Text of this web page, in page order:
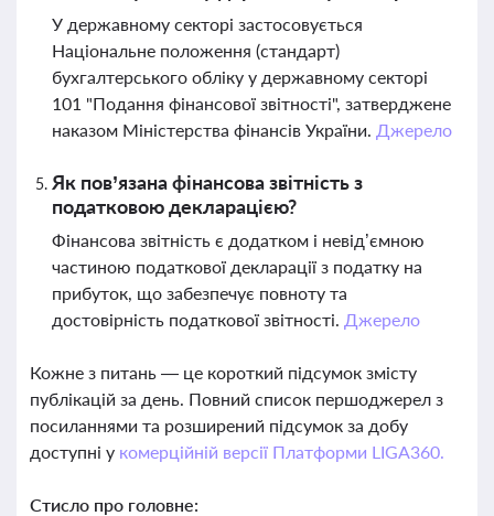
У державному секторі застосовується
Національне положення (стандарт)
бухгалтерського обліку у державному секторі
101 "Подання фінансової звітності", затверджене
наказом Міністерства фінансів України. Джерело
Як пов’язана фінансова звітність з
податковою декларацією?
Фінансова звітність є додатком і невід’ємною
частиною податкової декларації з податку на
прибуток, що забезпечує повноту та
достовірність податкової звітності. Джерело
Кожне з питань — це короткий підсумок змісту
публікацій за день. Повний список першоджерел з
посиланнями та розширений підсумок за добу
доступні у комерційній версії Платформи LIGA360.
Стисло про головне: